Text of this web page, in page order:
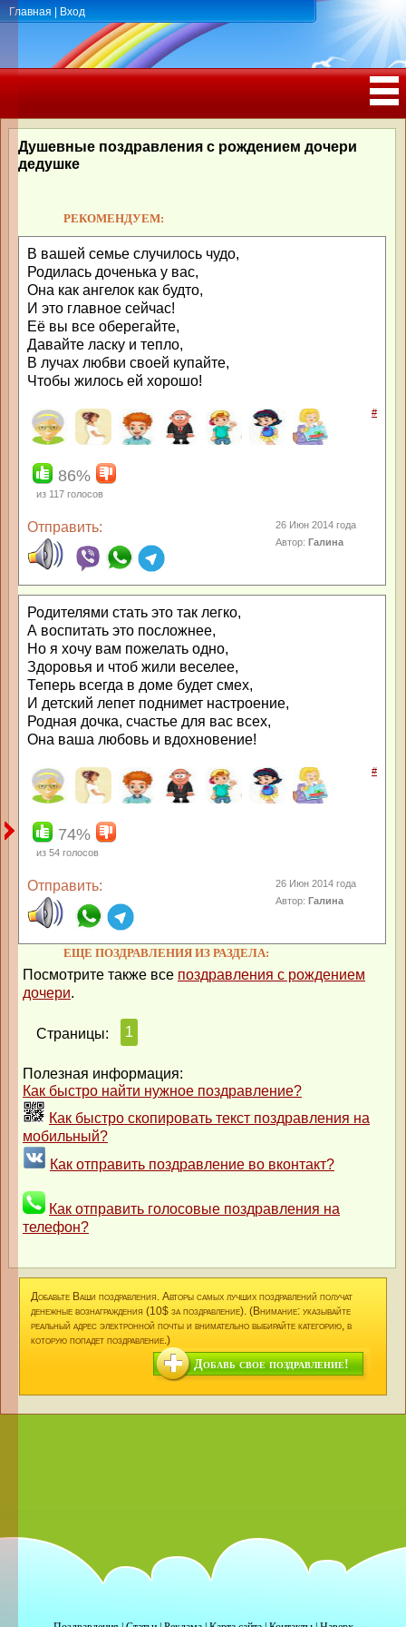
Главная Вход
РОЖДЕНИЯ, ЮБИЛЕЕМ
Душевные поздравления с рождением дочери
дедушке
РЕКОМЕНДУЕМ:
В вашей семье случилось чудо,
Родилась доченька у вас,
Она как ангелок как будто,
И это главное сейчас!
Её вы все оберегайте,
Давайте ласку и тепло,
В лучах любви своей купайте,
Чтобы жилось ей хорошо!
#
86%
из 117 голосов
Отправить:
26 Июн 2014 года
Автор:Галина
Родителями стать это так легко,
А воспитать это посложнее,
Но я хочу вам пожелать одно,
Здоровья и чтоб жили веселее,
Теперь всегда в доме будет смех,
И детский лепет поднимет настроение,
Родная дочка, счастье для вас всех,
Она ваша любовь и вдохновение!
#
74%
из 54 голосов
Отправить:
26 Июн 2014 года
Автор:Галина
ЕЩЕ ПОЗДРАВЛЕНИЯ ИЗ РАЗДЕЛА:
Посмотрите также все поздравления с рождением
дочери.
Страницы: 1
Полезная информация:
Как быстро найти нужное поздравление?
Как быстро скопировать текст поздравления на
мобильный?
Как отправить поздравление во вконтакт?
Как отправить голосовые поздравления на
телефон?
Добавьте Ваши поздравления. Авторы самых лучших поздравлений получат
денежные вознаграждения (10$ за поздравление). (Внимание: указывайте
реальный адрес электронной почты и внимательно выбирайте категорию, в
которую попадет поздравление.)
Добавь свое поздравление!